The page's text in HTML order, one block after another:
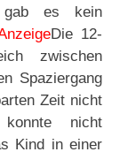
gab es kein
Die 12-
zwischen
Spaziergang
Zeit nicht
nicht
Kind in einer